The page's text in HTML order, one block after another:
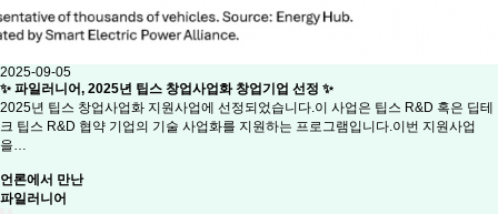
2025-09-05
✨ 파일러니어, 2025년 팁스 창업사업화 창업기업 선정 ✨
2025년 팁스 창업사업화 지원사업에 선정되었습니다.이 사업은 팁스 R&D 혹은 딥테
크 팁스 R&D 협약 기업의 기술 사업화를 지원하는 프로그램입니다.이번 지원사업
을…
언론에서 만난
파일러니어